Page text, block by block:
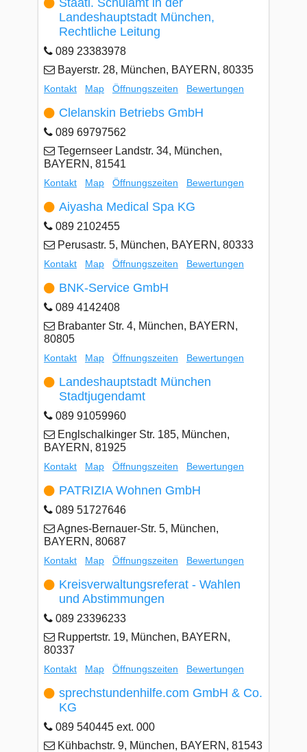
Staatl. Schulamt in der
Landeshauptstadt München,
Rechtliche Leitung
089 23383978
Bayerstr. 28, München, BAYERN, 80335
Kontakt Map Öffnungszeiten Bewertungen
Clelanskin Betriebs GmbH
089 69797562
Tegernseer Landstr. 34, München,
BAYERN, 81541
Kontakt Map Öffnungszeiten Bewertungen
Aiyasha Medical Spa KG
089 2102455
Perusastr. 5, München, BAYERN, 80333
Kontakt Map Öffnungszeiten Bewertungen
BNK-Service GmbH
089 4142408
Brabanter Str. 4, München, BAYERN,
80805
Kontakt Map Öffnungszeiten Bewertungen
Landeshauptstadt München
Stadtjugendamt
089 91059960
Englschalkinger Str. 185, München,
BAYERN, 81925
Kontakt Map Öffnungszeiten Bewertungen
PATRIZIA Wohnen GmbH
089 51727646
Agnes-Bernauer-Str. 5, München,
BAYERN, 80687
Kontakt Map Öffnungszeiten Bewertungen
Kreisverwaltungsreferat - Wahlen
und Abstimmungen
089 23396233
Ruppertstr. 19, München, BAYERN,
80337
Kontakt Map Öffnungszeiten Bewertungen
sprechstundenhilfe.com GmbH & Co.
KG
089 540445 ext. 000
Kühbachstr. 9, München, BAYERN, 81543